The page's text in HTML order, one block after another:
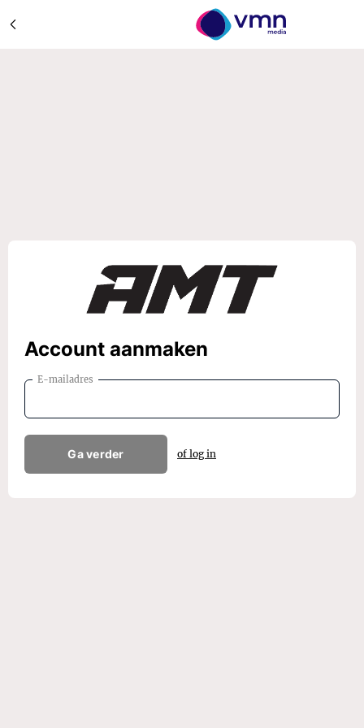
Account aanmaken
E-mailadres
Ga verder of log in